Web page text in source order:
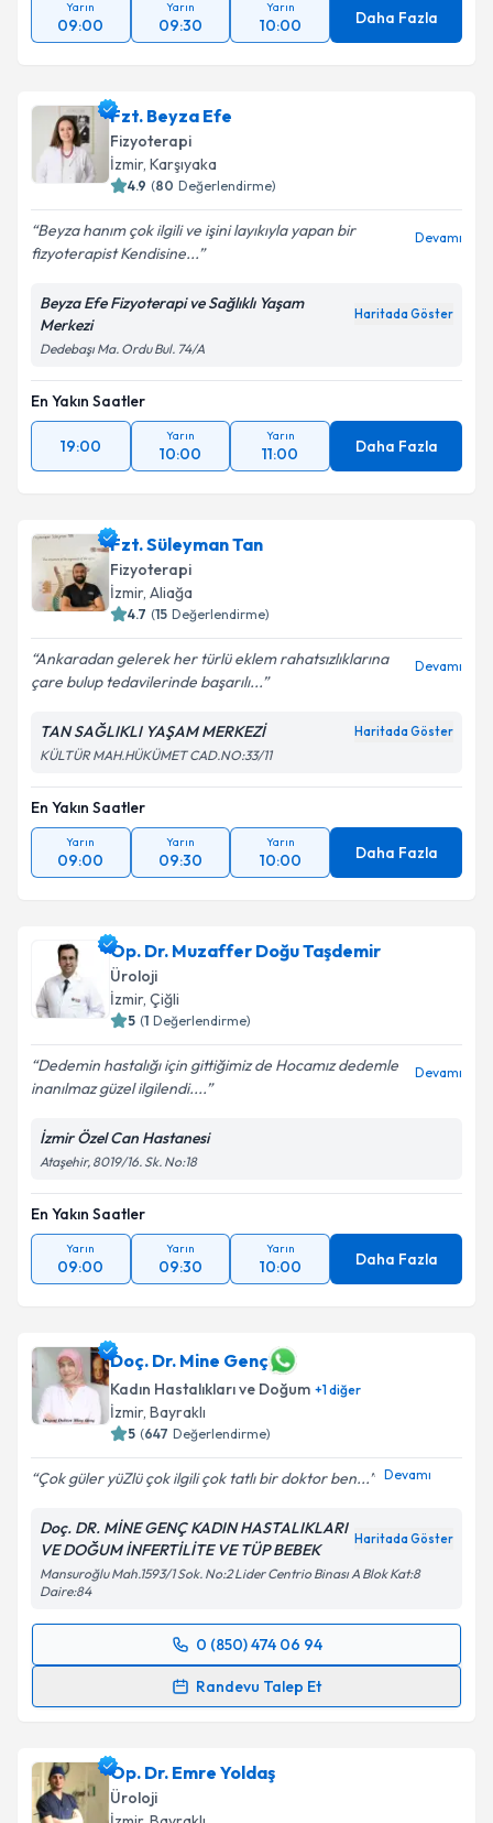
Yarın
09:00
Yarın
09:30
Yarın
10:00 Daha Fazla
Fzt. Beyza Efe
Fizyoterapi
İzmir, Karşıyaka
4.9 (80 Değerlendirme)
Beyza hanım çok ilgili ve işini layıkıyla yapan bir
fizyoterapist Kendisine...
Devamı
Beyza Efe Fizyoterapi ve Sağlıklı Yaşam
Merkezi
Haritada Göster
Dedebaşı Ma. Ordu Bul. 74/A
En Yakın Saatler
19:00
Yarın
10:00
Yarın
11:00 Daha Fazla
Fzt. Süleyman Tan
Fizyoterapi
İzmir, Aliağa
4.7 (15 Değerlendirme)
Ankaradan gelerek her türlü eklem rahatsızlıklarına
çare bulup tedavilerinde başarılı...
Devamı
TAN SAĞLIKLI YAŞAM MERKEZİ Haritada Göster
KÜLTÜR MAH.HÜKÜMET CAD.NO:33/11
En Yakın Saatler
Yarın
09:00
Yarın
09:30
Yarın
10:00 Daha Fazla
Op. Dr. Muzaffer Doğu Taşdemir
Üroloji
İzmir, Çiğli
5 (1 Değerlendirme)
Dedemin hastalığı için gittiğimiz de Hocamız dedemle
inanılmaz güzel ilgilendi....
Devamı
İzmir Özel Can Hastanesi
Ataşehir, 8019/16. Sk. No:18
En Yakın Saatler
Yarın
09:00
Yarın
09:30
Yarın
10:00 Daha Fazla
Doç. Dr. Mine Genç
Kadın Hastalıkları ve Doğum +1diğer
İzmir, Bayraklı
5 (647 Değerlendirme)
Çok güler yüZlü çok ilgili çok tatlı bir doktor ben... Devamı
Doç. DR. MİNE GENÇ KADIN HASTALIKLARI
VE DOĞUM İNFERTİLİTE VE TÜP BEBEK
Haritada Göster
Mansuroğlu Mah.1593/1 Sok. No:2 Lider Centrio Binası A Blok Kat:8
Daire:84
0 (850) 474 06 94
Randevu Talep Et
Randevu Takvimi Talebi
takvim hazırlandığında e-posta ile bilgilendireceğiz.
E-posta Adresiniz
Op. Dr. Emre Yoldaş
Üroloji